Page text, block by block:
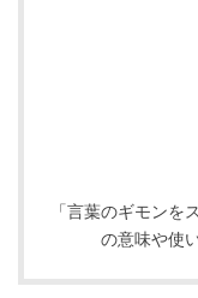
「言葉のギモンを
の意味や使